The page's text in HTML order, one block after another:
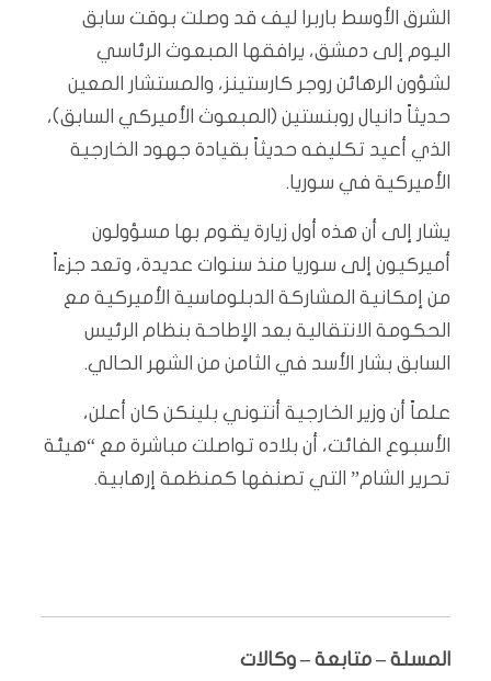
الشرق الأوسط باربرا ليف قد وصلت بوقت سابق
اليوم إلى دمشق، يرافقها المبعوث الرئاسي
لشؤون الرهائن روجر كارستينز، والمستشار المعين
حديثاً دانيال روبنستين (المبعوث الأميركي السابق)،
الذي أعيد تكليفه حديثاً بقيادة جهود الخارجية
الأميركية في سوريا.
يشار إلى أن هذه أول زيارة يقوم بها مسؤولون
أميركيون إلى سوريا منذ سنوات عديدة، وتعد جزءاً
من إمكانية المشاركة الدبلوماسية الأميركية مع
الحكومة الانتقالية بعد الإطاحة بنظام الرئيس
السابق بشار الأسد في الثامن من الشهر الحالي.
علماً أن وزير الخارجية أنتوني بلينكن كان أعلن،
الأسبوع الفائت، أن بلاده تواصلت مباشرة مع “هيئة
تحرير الشام” التي تصنفها كمنظمة إرهابية.
المسلة – متابعة – وكالات